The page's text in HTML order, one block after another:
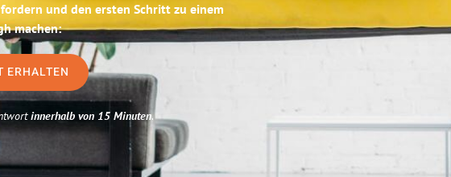
und den ersten Schritt zu einem
machen:
ERHALTEN
innerhalb von 15 Minuten.